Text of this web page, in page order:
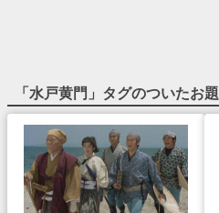
「水戸黄門 」タグのついたお題